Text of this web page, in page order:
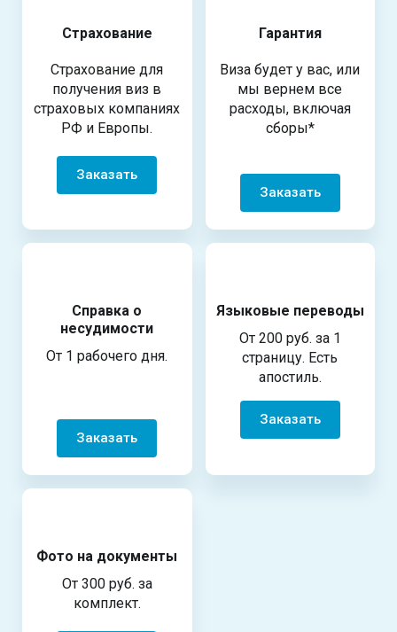
Страхование
Страхование для
получения виз в
страховых компаниях
РФ и Европы.
Заказать
Гарантия
Виза будет у вас, или
мы вернем все
расходы, включая
сборы*
Заказать
Справка о
несудимости
От 1 рабочего дня.
Заказать
Языковые переводы
От 200 руб. за 1
страницу. Есть
апостиль.
Заказать
Фото на документы
От 300 руб. за
комплект.